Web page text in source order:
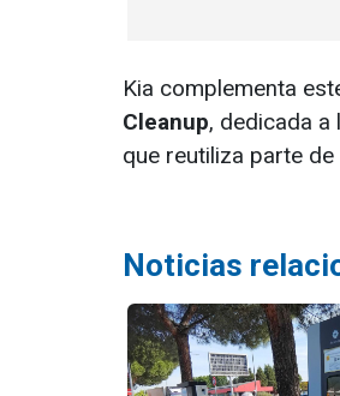
Kia complementa
Cleanup, dedicada a
que reutiliza parte
Noticias